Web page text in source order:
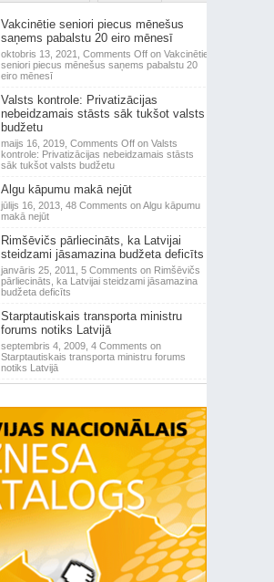
Vakcinētie seniori piecus mēnešus
saņems pabalstu 20 eiro mēnesī
oktobris 13, 2021, Comments Offon Vakcinētie
seniori piecus mēnešus saņems pabalstu 20
eiro mēnesī
Valsts kontrole: Privatizācijas
nebeidzamais stāsts sāk tukšot valsts
budžetu
maijs 16, 2019, Comments Offon Valsts
kontrole: Privatizācijas nebeidzamais stāsts
sāk tukšot valsts budžetu
Algu kāpumu makā nejūt
jūlijs 16, 2013, 48 Comments on Algu kāpumu
makā nejūt
Rimšēvičs pārliecināts, ka Latvijai
steidzami jāsamazina budžeta deficīts
janvāris 25, 2011, 5 Comments on Rimšēvičs
pārliecināts, ka Latvijai steidzami jāsamazina
budžeta deficīts
Starptautiskais transporta ministru
forums notiks Latvijā
septembris 4, 2009, 4 Comments on
Starptautiskais transporta ministru forums
notiks Latvijā